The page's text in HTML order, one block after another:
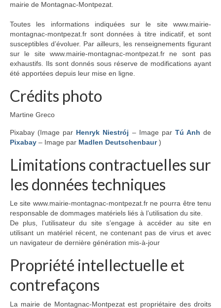
Crèche parentale
Centre de loisirs
Associations
Commerces
Entreprises
Offres d’emploi
Tourisme
Hébergement
Services
Contact
Actualités
mairie de Montagnac-Montpezat.
Toutes les informations indiquées sur le site www.mairie-
montagnac-montpezat.fr sont données à titre indicatif, et sont
susceptibles d’évoluer. Par ailleurs, les renseignements figurant
sur le site www.mairie-montagnac-montpezat.fr ne sont pas
exhaustifs. Ils sont donnés sous réserve de modifications ayant
été apportées depuis leur mise en ligne.
Crédits photo
Martine Greco
Pixabay (Image par Henryk Niestrój – Image par Tú Anh de
Pixabay – Image par Madlen Deutschenbaur)
Limitations contractuelles sur
les données techniques
Le site www.mairie-montagnac-montpezat.fr ne pourra être tenu
responsable de dommages matériels liés à l’utilisation du site.
De plus, l’utilisateur du site s’engage à accéder au site en
utilisant un matériel récent, ne contenant pas de virus et avec
un navigateur de dernière génération mis-à-jour
Propriété intellectuelle et
contrefaçons
La mairie de Montagnac-Montpezat est propriétaire des droits